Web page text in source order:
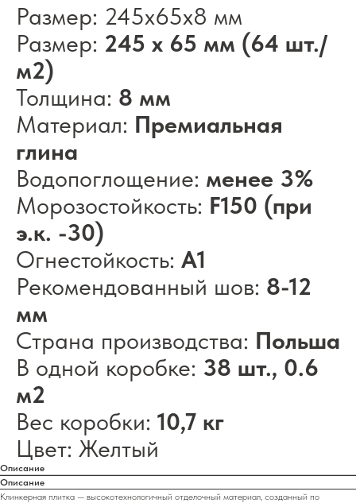
Размер: 245х65х8 мм
Размер: 245 x 65 мм (64 шт./
м2)
Толщина: 8 мм
Материал: Премиальная
глина
Водопоглощение: менее 3%
Морозостойкость: F150 (при
э.к. -30)
Огнестойкость: А1
Рекомендованный шов: 8-12
мм
Страна производства: Польша
В одной коробке: 38 шт., 0.6
м2
Вес коробки: 10,7 кг
Цвет: Желтый
Описание
Описание
Клинкерная плитка — высокотехнологичный отделочный материал, созданный по